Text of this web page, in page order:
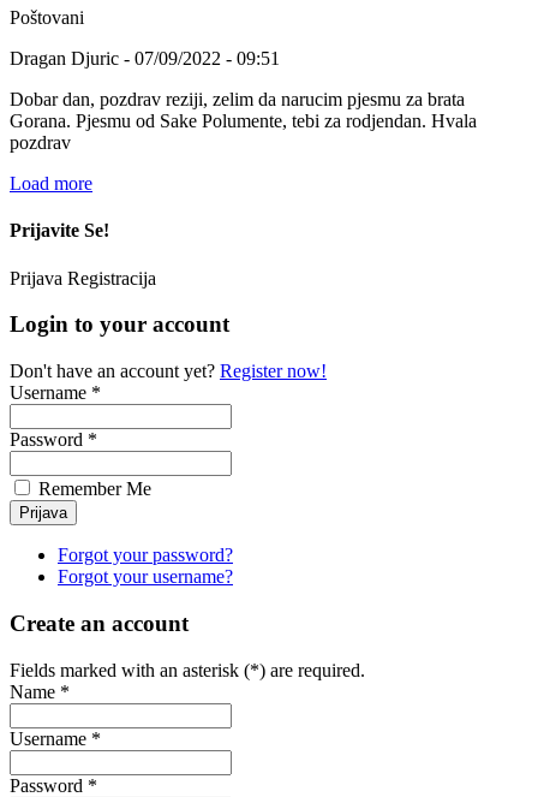
Poštovani
Dragan Djuric - 07/09/2022 - 09:51
Dobar dan, pozdrav reziji, zelim da narucim pjesmu za brata
Gorana. Pjesmu od Sake Polumente, tebi za rodjendan. Hvala
pozdrav
Load more
Prijavite Se!
Prijava Registracija
Login to your account
Don't have an account yet? Register now!
Username *
Password *
Remember Me
Forgot your password?
Forgot your username?
Create an account
Fields marked with an asterisk (*) are required.
Name *
Username *
Password *